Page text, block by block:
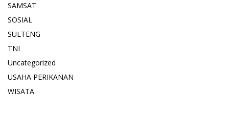
SAMSAT
SOSIAL
SULTENG
TNI
Uncategorized
USAHA PERIKANAN
WISATA